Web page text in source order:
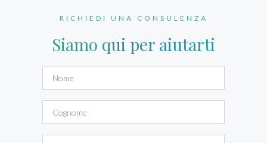
RICHIEDI UNA CONSULENZA
Siamo qui per aiutarti